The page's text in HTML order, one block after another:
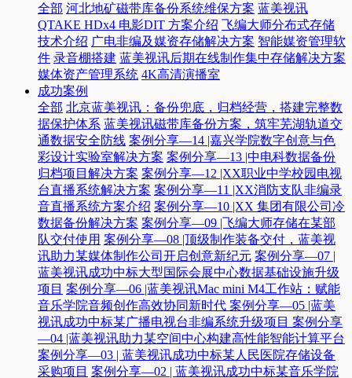
全部 河北地矿磁带库备份系统维保方案 蓝美视讯
QTAKE HDx4 电影DIT 方案介绍 飞编大师分布式存储
技术介绍 广电非编及媒资存储解决方案 智能媒资管理软
件 录音棚搭建 蓝美视讯后期在线制作集中存储解决方案
媒体资产管理系统 4K高清演播室
成功案例
全部 北京蓝美视讯：备份兜底，归档经营，搭建完整数
据保护体系 蓝美视讯磁带库备份方案，筑牢芜湖轨道交
通数据安全防线 案例分享—14 |嘉兴学院数字创意与色
彩设计实验室解决方案 案例分享—13 |中电科数据备份
归档项目解决方案 案例分享—12 |XX职业中学校园电视
台直播系统解决方案 案例分享—11 |XX消防支队非编录
音直播系统方案介绍 案例分享—10 |XX 集团有限公司冷
数据备份解决方案 案例分享—09 |飞编大师存储在某部
队交付使用 案例分享—08 |顶级制作装备交付，蓝美视
讯助力某媒体制作公司开启创意新纪元 案例分享—07 |
蓝美视讯成功中标大型国际会展中心数据基础设施升级
项目 案例分享—06 |蓝美视讯Mac mini M4工作站：赋能
音乐学院音频创作高效协同新时代​ 案例分享—05 |蓝美
视讯成功中标某广播电视台非编系统升级项目​ 案例分享
—04 |蓝美视讯助力某空间中心构建高性能智能计算平台​
案例分享—03 | 蓝美视讯成功中标某人民医院存储设备
采购项目 案例分享—02 | 蓝美视讯成功中标某音乐学院